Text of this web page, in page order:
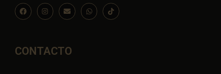
F
a
c
o
k
I
n
s
r
a
E
n
v
p
e
W
h
a
I
c
o
CONTACTO